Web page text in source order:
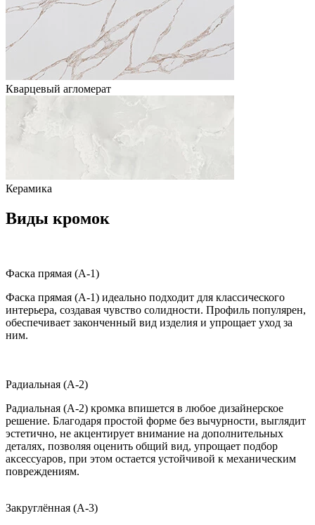
Кварцевый агломерат
Керамика
Виды кромок
Фаска прямая (A-1)
Фаска прямая (A-1) идеально подходит для классического
интерьера, создавая чувство солидности. Профиль популярен,
обеспечивает законченный вид изделия и упрощает уход за
ним.
Радиальная (A-2)
Радиальная (A-2) кромка впишется в любое дизайнерское
решение. Благодаря простой форме без вычурности, выглядит
эстетично, не акцентирует внимание на дополнительных
деталях, позволяя оценить общий вид, упрощает подбор
аксессуаров, при этом остается устойчивой к механическим
повреждениям.
Закруглённая (A-3)